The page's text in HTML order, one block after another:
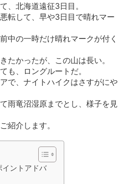
、北海道遠征3日目。
転して、早や3日目で晴れマー
中の一時だけ晴れマークが付く
たかったが、この山は長い。
も、ロングルートだ。
で、ナイトハイクはさすがにや
雨竜沼湿原までとし、様子を見
紹介します。
ントアドバ